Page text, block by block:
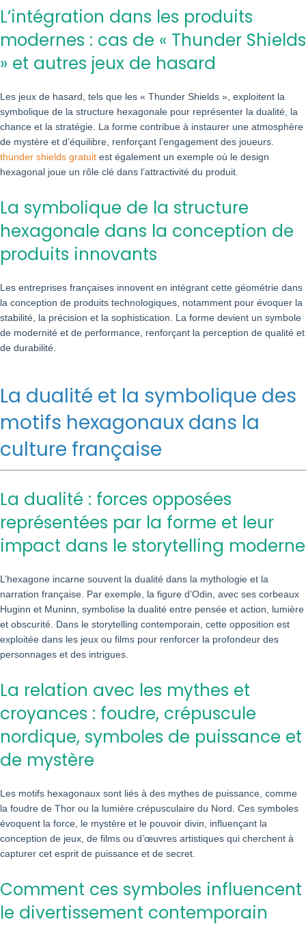
L’intégration dans les produits
modernes : cas de « Thunder Shields
» et autres jeux de hasard
Les jeux de hasard, tels que les « Thunder Shields », exploitent la
symbolique de la structure hexagonale pour représenter la dualité, la
chance et la stratégie. La forme contribue à instaurer une atmosphère
de mystère et d’équilibre, renforçant l’engagement des joueurs.
thunder shields gratuit est également un exemple où le design
hexagonal joue un rôle clé dans l’attractivité du produit.
La symbolique de la structure
hexagonale dans la conception de
produits innovants
Les entreprises françaises innovent en intégrant cette géométrie dans
la conception de produits technologiques, notamment pour évoquer la
stabilité, la précision et la sophistication. La forme devient un symbole
de modernité et de performance, renforçant la perception de qualité et
de durabilité.
La dualité et la symbolique des
motifs hexagonaux dans la
culture française
La dualité : forces opposées
représentées par la forme et leur
impact dans le storytelling moderne
L’hexagone incarne souvent la dualité dans la mythologie et la
narration française. Par exemple, la figure d’Odin, avec ses corbeaux
Huginn et Muninn, symbolise la dualité entre pensée et action, lumière
et obscurité. Dans le storytelling contemporain, cette opposition est
exploitée dans les jeux ou films pour renforcer la profondeur des
personnages et des intrigues.
La relation avec les mythes et
croyances : foudre, crépuscule
nordique, symboles de puissance et
de mystère
Les motifs hexagonaux sont liés à des mythes de puissance, comme
la foudre de Thor ou la lumière crépusculaire du Nord. Ces symboles
évoquent la force, le mystère et le pouvoir divin, influençant la
conception de jeux, de films ou d’œuvres artistiques qui cherchent à
capturer cet esprit de puissance et de secret.
Comment ces symboles influencent
le divertissement contemporain